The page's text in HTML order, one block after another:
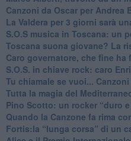
Canzoni da Oscar per Andrea
La Valdera per 3 giorni sarà
S.O.S musica in Toscana: un
​Toscana suona giovane? La
Caro governatore, che fine
S.O.S. in chiave rock: caro
Tu chiamale se vuoi...
​Tutta la magia del
​Pino Scotto: un rocker “duro
​Quando la Canzone fa rima
​Fortis:la “lunga corsa” di un